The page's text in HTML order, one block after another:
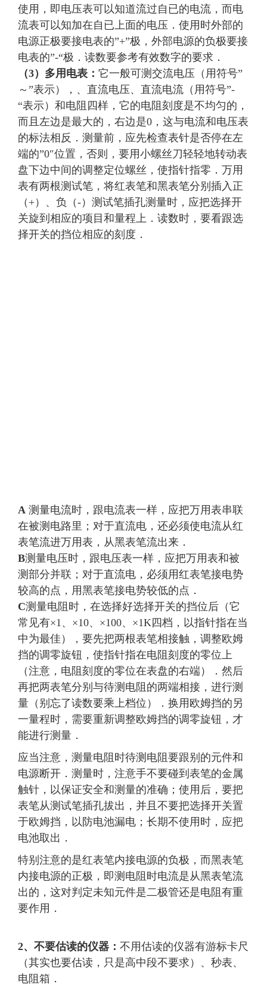
使用，即电压表可以知道流过自已的电流，而电
流表可以知加在自已上面的电压．使用时外部的
电源正极要接电表的”+”极，外部电源的负极要接
电表的”-“极．读数要参考有效数字的要求．
（3）多用电表： 它一般可测交流电压（用符号”
～”表示），、直流电压、直流电流（用符号”-
“表示）和电阻四样，它的电阻刻度是不均匀的，
而且左边是最大的，右边是0，这与电流和电压表
的标法相反．测量前，应先检查表针是否停在左
端的”0″位置，否则，要用小螺丝刀轻轻地转动表
盘下边中间的调整定位螺丝，使指针指零．万用
表有两根测试笔，将红表笔和黑表笔分别插入正
（+）、负（-）测试笔插孔测量时，应把选择开
关旋到相应的项目和量程上．读数时，要看跟选
择开关的挡位相应的刻度．
A 测量电流时，跟电流表一样，应把万用表串联
在被测电路里；对于直流电，还必须使电流从红
表笔流进万用表，从黑表笔流出来．
B测量电压时，跟电压表一样，应把万用表和被
测部分并联；对于直流电，必须用红表笔接电势
较高的点，用黑表笔接电势较低的点．
C测量电阻时，在选择好选择开关的挡位后（它
常见有×1、×10、×100、×1K四档，以指针指在当
中为最佳），要先把两根表笔相接触，调整欧姆
挡的调零旋钮，使指针指在电阻刻度的零位上
（注意，电阻刻度的零位在表盘的右端）．然后
再把两表笔分别与待测电阻的两端相接，进行测
量（别忘了读数要乘上档位）．换用欧姆挡的另
一量程时，需要重新调整欧姆挡的调零旋钮，才
能进行测量．
应当注意，测量电阻时待测电阻要跟别的元件和
电源断开．测量时，注意手不要碰到表笔的金属
触针，以保证安全和测量的准确；使用后，要把
表笔从测试笔插孔拔出，并且不要把选择开关置
于欧姆挡，以防电池漏电；长期不使用时，应把
电池取出．
特别注意的是红表笔内接电源的负极，而黑表笔
内接电源的正极，即测电阻时电流是从黑表笔流
出的，这对判定未知元件是二极管还是电阻有重
要作用．
2、不要估读的仪器： 不用估读的仪器有游标卡尺
（其实也要估读，只是高中段不要求）、秒表、
电阻箱．